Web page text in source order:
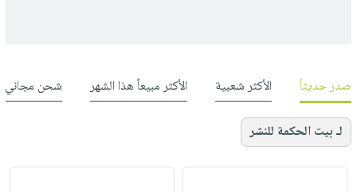
صدر حديثاً الأكثر شعبية الأكثر مبيعاً هذا الشهر شحن مجاني
لـ بيت الحكمة للنشر